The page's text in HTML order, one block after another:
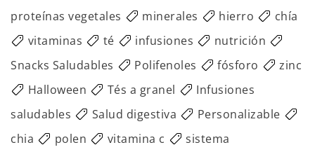
proteínas vegetales
minerales hierro
chía
vitaminas
té infusiones
nutrición
Snacks Saludables
Polifenoles fósforo
zinc
Halloween
Tés a granel
Infusiones
saludables
Salud digestiva
Personalizable
chia
polen vitamina c
sistema